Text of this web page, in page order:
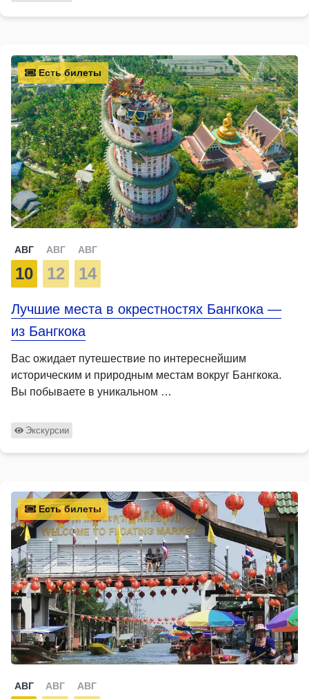
Есть билеты
АВГ
10
АВГ
12
АВГ
14
Лучшие места в окрестностях Бангкока —
из Бангкока
Вас ожидает путешествие по интереснейшим
историческим и природным местам вокруг Бангкока.
Вы побываете в уникальном …
Экскурсии
Есть билеты
АВГ АВГ АВГ